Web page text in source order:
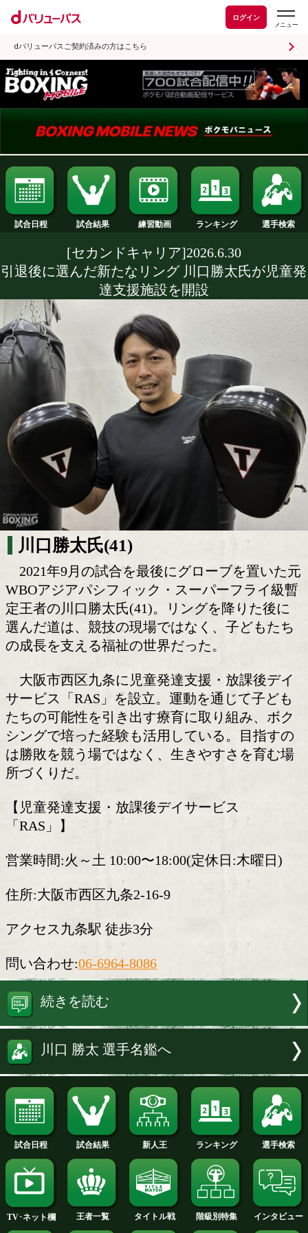
ログイン
dバリューパスご契約済みの方はこちら
試合日程 試合結果 練習動画 ランキング
[セカンドキャリア]2026.6.30
引退後に選んだ新たなリング 川口勝太
達支援施設を開設
川口勝太氏(41)
2021年9月の試合を最後にグローブを
WBOアジアパシフィック・スーパーフ
定王者の川口勝太氏(41)。リングを降り
選んだ道は、競技の現場ではなく、子
の成長を支える福祉の世界だった。
大阪市西区九条に児童発達支援・放課
たちの可能性を引き出す療育に取り組
シングで培った経験も活用している。
所づくりだ。
【児童発達支援・放課後デイサービス
「RAS」】
営業時間:火～土 10:00〜18:00(定休日:木
住所:大阪市西区九条2-16-9
アクセス九条駅 徒歩3分
問い合わせ:06-6964-8086
続きを読む